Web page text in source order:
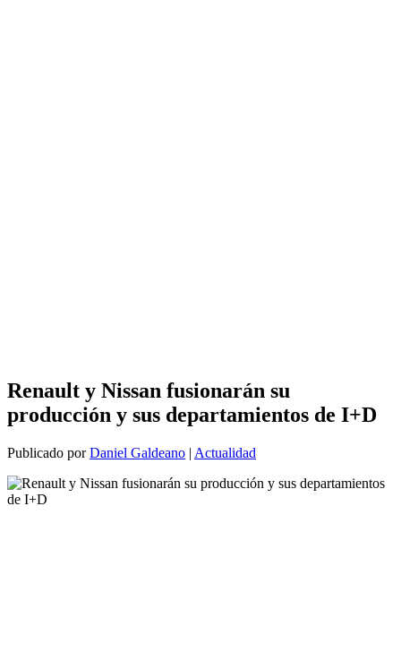
Renault y Nissan fusionarán su
producción y sus departamientos de I+D
Publicado porDaniel Galdeano | Actualidad